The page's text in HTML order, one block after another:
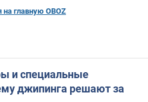
на главную OBOZ
и специальные
джипинга решают за